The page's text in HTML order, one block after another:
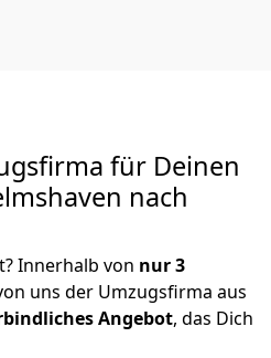
für Deinen
nach
Innerhalb von nur 3
uns der Umzugsfirma aus
Angebot, das Dich